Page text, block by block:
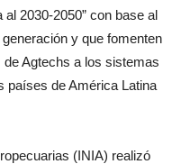
2030-2050” con base al
y que fomenten
Agtechs a los sistemas
países de América Latina
(INIA) realizó